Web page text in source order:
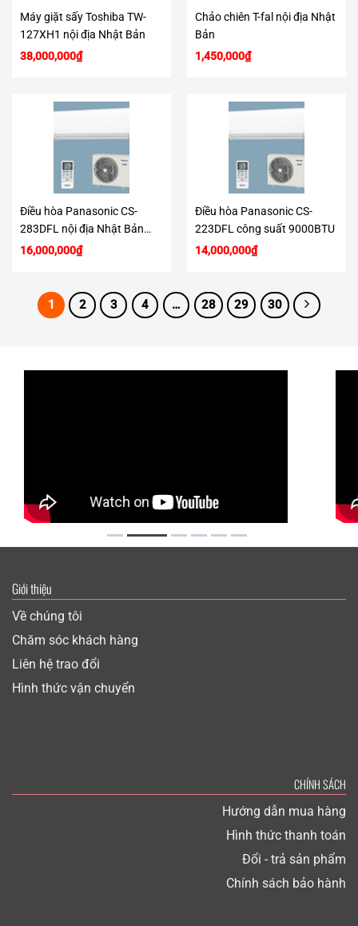
Máy giặt sấy Toshiba TW-
127XH1 nội địa Nhật Bản
38,000,000₫
Chảo chiên T-fal nội địa Nhật
Bản
1,450,000₫
Điều hòa Panasonic CS-
283DFL nội địa Nhật Bản
công suất 12000BTU
16,000,000₫
Điều hòa Panasonic CS-
223DFL công suất 9000BTU
14,000,000₫
1 2 3 4 … 28 29 30
Giới thiệu
Về chúng tôi
Chăm sóc khách hàng
Liên hệ trao đổi
Hình thức vận chuyển
CHÍNH SÁCH
Hướng dẫn mua hàng
Hình thức thanh toán
Đổi - trả sản phẩm
Chính sách bảo hành